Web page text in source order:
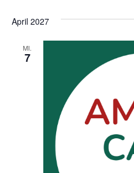
April 2027
MI.
7